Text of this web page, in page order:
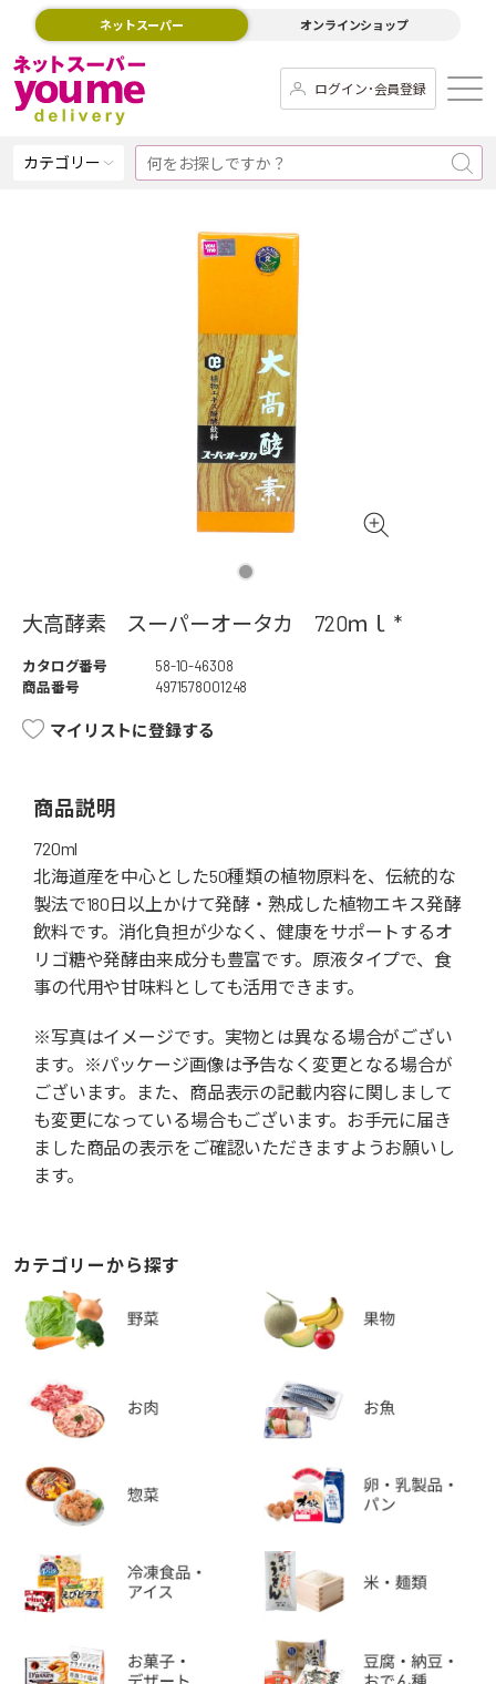
ネットスーパー オンラインショップ
ログイン･会員登録
カテゴリー
大高酵素 スーパーオータカ 720ｍｌ *
カタログ番号
58-10-46308
商品番号
4971578001248
マイリストに登録する
商品説明
720ml
北海道産を中心とした50種類の植物原料を、伝統的な
製法で180日以上かけて発酵・熟成した植物エキス発酵
飲料です。消化負担が少なく、健康をサポートするオ
リゴ糖や発酵由来成分も豊富です。原液タイプで、食
事の代用や甘味料としても活用できます。
※写真はイメージです。実物とは異なる場合がござい
ます。※パッケージ画像は予告なく変更となる場合が
ございます。また、商品表示の記載内容に関しまして
も変更になっている場合もございます。お手元に届き
ました商品の表示をご確認いただきますようお願いし
ます。
カテゴリーから探す